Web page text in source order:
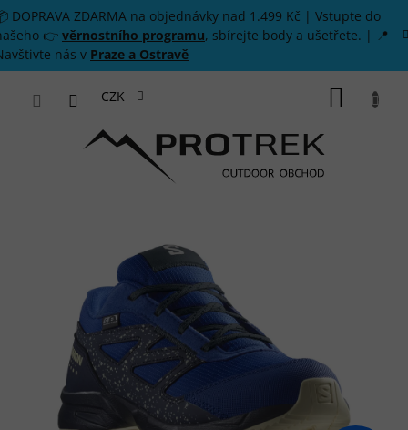
Přejít na obsah
DOPRAVA ZDARMA na objednávky nad 1.499 Kč | Vstupte do
👉 věrnostního programu, sbírejte body a ušetřete. | 📍
nás v Praze a Ostravě
CZK